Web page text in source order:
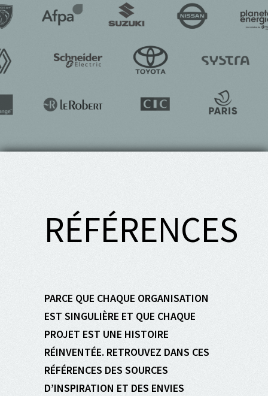
RÉFÉRENCES
PARCE QUE CHAQUE ORGANISATION
EST SINGULIÈRE ET QUE CHAQUE
PROJET EST UNE HISTOIRE
RÉINVENTÉE. RETROUVEZ DANS CES
RÉFÉRENCES DES SOURCES
D’INSPIRATION ET DES ENVIES